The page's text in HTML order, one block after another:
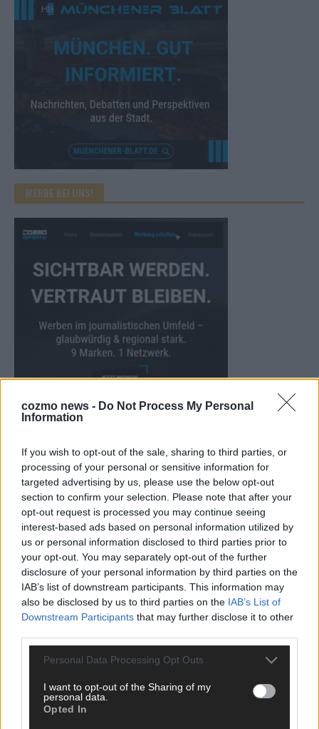
cozmo news - Do Not Process My Personal
Information
If you wish to opt-out of the sale, sharing to third parties, or
processing of your personal or sensitive information for
targeted advertising by us, please use the below opt-out
section to confirm your selection. Please note that after your
opt-out request is processed you may continue seeing
interest-based ads based on personal information utilized by
us or personal information disclosed to third parties prior to
your opt-out. You may separately opt-out of the further
disclosure of your personal information by third parties on the
IAB’s list of downstream participants. This information may
also be disclosed by us to third parties on the IAB’s List of
Downstream Participants that may further disclose it to other
Personal Data Processing Opt Outs
I want to opt-out of the Sharing of my
personal data.
Opted In
WERBE BEI UNS!
CHECK UNS AUF FACEBOOK